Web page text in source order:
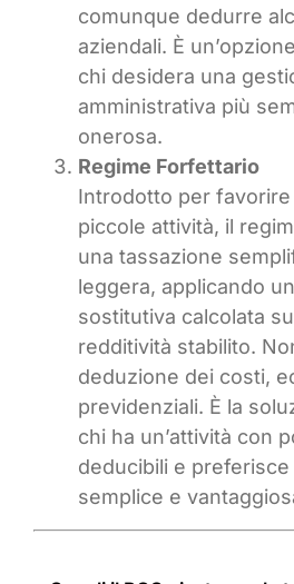
comunque dedurre
aziendali. È
chi desidera una
amministrativa più
onerosa.
Regime Forfettario
Introdotto per
piccole attività, il
una tassazione
leggera, applicando
sostitutiva calcolata
redditività stabilito.
deduzione dei costi,
previdenziali. È la
chi ha un’attività con
deducibili e
semplice e